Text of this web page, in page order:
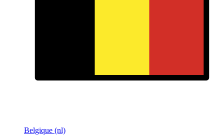
Belgique (nl)